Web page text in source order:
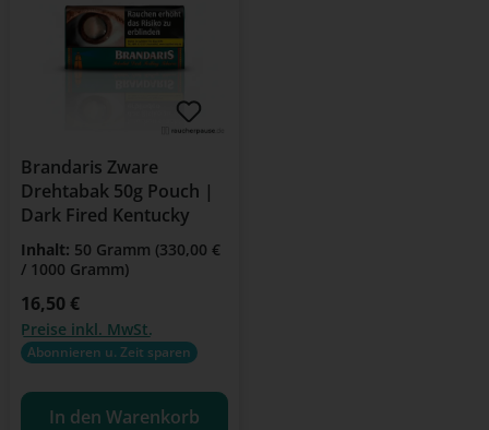
Brandaris Zware
Drehtabak 50g Pouch |
Dark Fired Kentucky
Inhalt: 50 Gramm (330,00 €
/ 1000 Gramm)
Regulärer Preis:
16,50 €
Preise inkl. MwSt.
Abonnieren u. Zeit sparen
In den Warenkorb